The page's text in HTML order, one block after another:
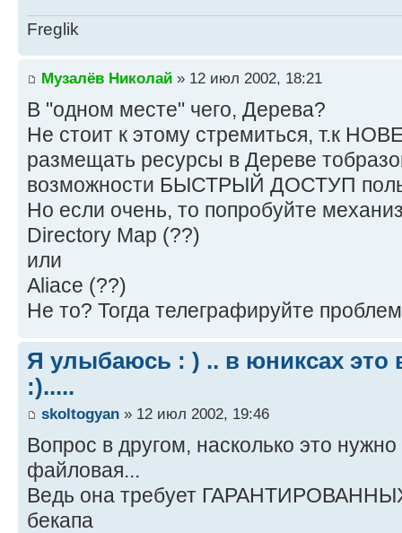
Freglik
Музалёв Николай » 12 июл 2002, 18:21
В "одном месте" чего, Дерева?
Не стоит к этому стремиться, т.к
размещать ресурсы в Дереве
возможности БЫСТРЫЙ ДОСТУП
Но если очень, то попробуйте
Directory Map (??)
или
Aliace (??)
Не то? Тогда телеграфируйте
Я улыбаюсь : ) .. в юниксах это
:).....
skoltogyan » 12 июл 2002, 19:46
Вопрос в другом, насколько это
файловая...
Ведь она требует
бекапа